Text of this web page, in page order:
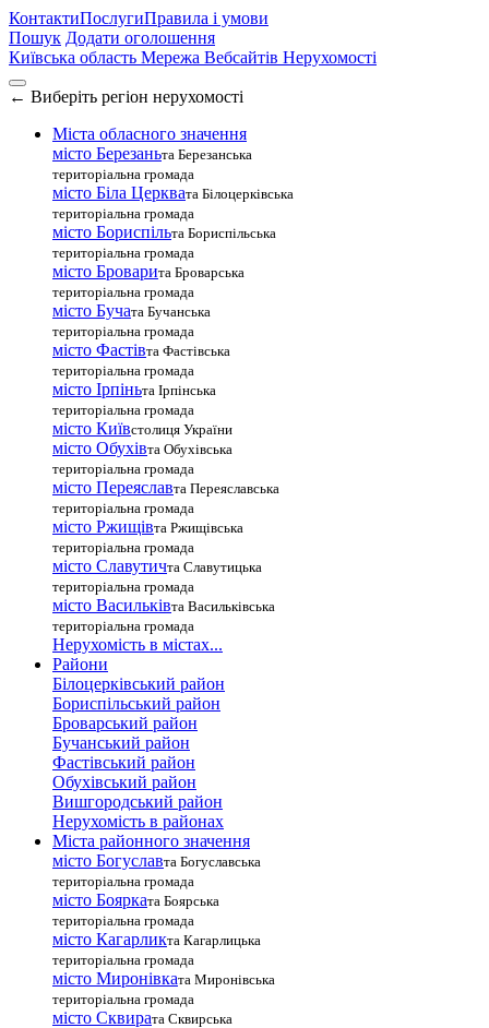
КонтактиПослугиПравила і умови
Пошук Додати оголошення
Київська область Мережа Вебсайтів Нерухомості
← Виберіть регіон нерухомості
Міста обласного значення
місто Березаньта Березанська
територіальна громада
місто Біла Церквата Білоцерківська
територіальна громада
місто Бориспільта Бориспільська
територіальна громада
місто Броварита Броварська
територіальна громада
місто Бучата Бучанська
територіальна громада
місто Фастівта Фастівська
територіальна громада
місто Ірпіньта Ірпінська
територіальна громада
місто Київстолиця України
місто Обухівта Обухівська
територіальна громада
місто Переяславта Переяславська
територіальна громада
місто Ржищівта Ржищівська
територіальна громада
місто Славутичта Славутицька
територіальна громада
місто Василькiвта Васильківська
територіальна громада
Нерухомість в містах...
Райони
Білоцерківський район
Бориспільський район
Броварський район
Бучанський район
Фастівський район
Обухівський район
Вишгородський район
Нерухомість в районах
Міста районного значення
місто Богуславта Богуславська
територіальна громада
місто Боярката Боярська
територіальна громада
місто Кагарликта Кагарлицька
територіальна громада
місто Миронівката Миронівська
територіальна громада
місто Сквирата Сквирська